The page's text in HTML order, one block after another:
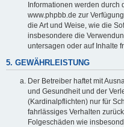
Informationen werden
www.phpbb.de zur
die Art und Weise, wie die
insbesondere die
untersagen oder auf Inhalte
5. GEWÄHRLEISTUNG
Der Betreiber haftet mit
und Gesundheit und der
(Kardinalpflichten) nur für
fahrlässiges Verhalten
Folgeschäden wie